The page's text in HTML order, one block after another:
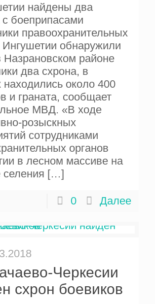
найдены два
с боеприпасами
правоохранительных
Ингушетии обнаружили
Назрановском районе
два схрона, в
находились около 400
и граната, сообщает
МВД. «В ходе
розыскных
сотрудниками
органов
в лесном массиве на
селения […]
0 Далее
Черкесии
схрон боевиков